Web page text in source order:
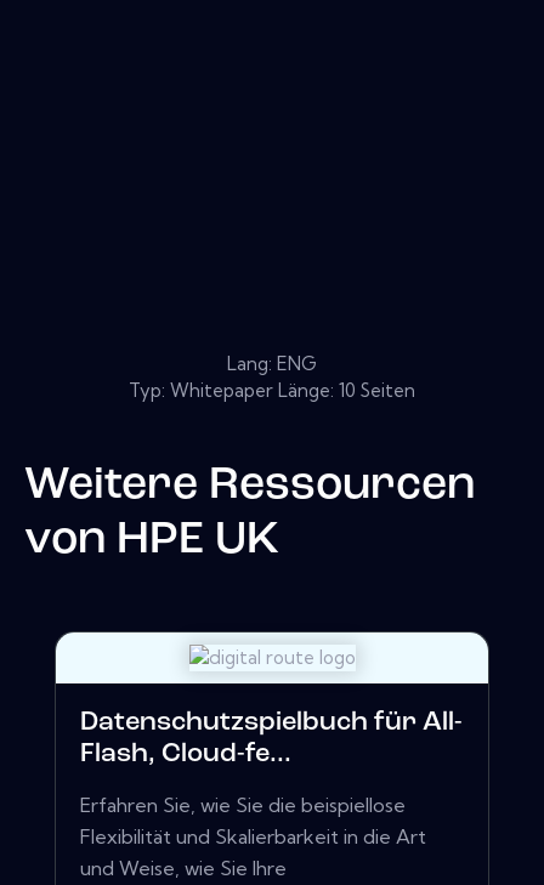
Lang: ENG
Typ: Whitepaper Länge: 10 Seiten
Weitere Ressourcen
von HPE UK
Datenschutzspielbuch für All-
Flash, Cloud-fe...
Erfahren Sie, wie Sie die beispiellose
Flexibilität und Skalierbarkeit in die Art
und Weise, wie Sie Ihre